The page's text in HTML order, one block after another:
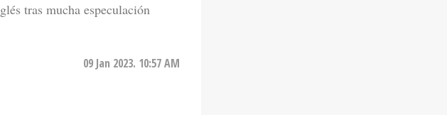
tras mucha especulación
09 Jan 2023. 10:57 AM